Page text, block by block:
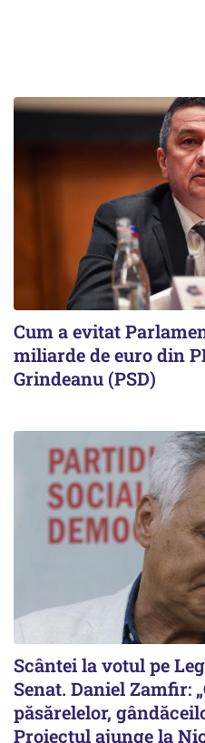
Cum a evitat
miliarde de euro din
Grindeanu (PSD)
Scântei la votul pe
Senat. Daniel Zamfir:
păsărelelor,
Proiectul ajunge la